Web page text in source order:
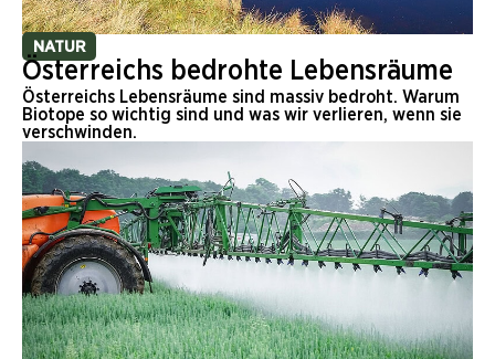
NATUR
Österreichs bedrohte Lebensräume
Österreichs Lebensräume sind massiv bedroht. Warum
Biotope so wichtig sind und was wir verlieren, wenn sie
verschwinden.